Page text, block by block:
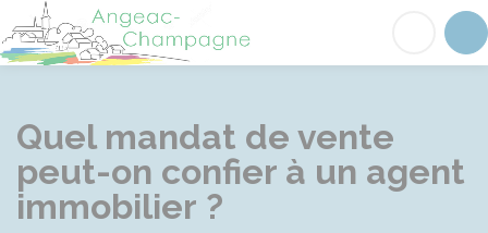
Angeac-Champagne
Quel mandat de vente
peut-on confier à un agent
immobilier ?